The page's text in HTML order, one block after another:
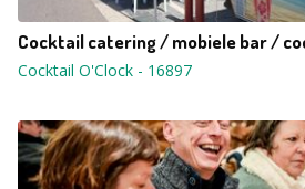
Cocktail catering / mobiele bar /
Cocktail O'Clock - 16897